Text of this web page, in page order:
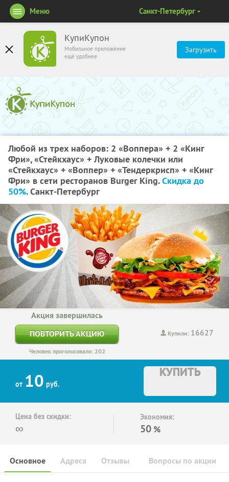
КупиКупон
Мобильное приложение
ещё удобнее
Загрузить
Меню Санкт-Петербург
Любой из трех наборов: 2 «Воппера» + 2 «Кинг
Фри», «Стейкхаус» + Луковые колечки или
«Стейкхаус» + «Воппер» + «Тендеркрисп» + «Кинг
Фри» в сети ресторанов Burger King.Скидка до
50%. Санкт-Петербург
Купили: 16627
Акция завершилась
ПОВТОРИТЬ АКЦИЮ
Человек проголосовало: 202
от 10 руб.
КУПИТЬ
Цена без скидки:
∞
Экономия:
50 %
Основное Отзывы Вопросы по акции
Адреса